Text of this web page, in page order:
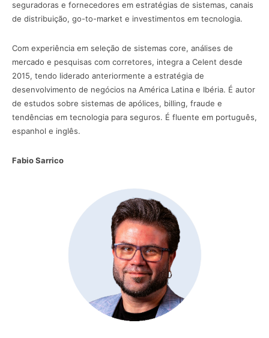
seguradoras e fornecedores em estratégias de sistemas, canais
de distribuição, go-to-market e investimentos em tecnologia.
Com experiência em seleção de sistemas core, análises de
mercado e pesquisas com corretores, integra a Celent desde
2015, tendo liderado anteriormente a estratégia de
desenvolvimento de negócios na América Latina e Ibéria. É autor
de estudos sobre sistemas de apólices, billing, fraude e
tendências em tecnologia para seguros. É fluente em português,
espanhol e inglês.
Fabio Sarrico